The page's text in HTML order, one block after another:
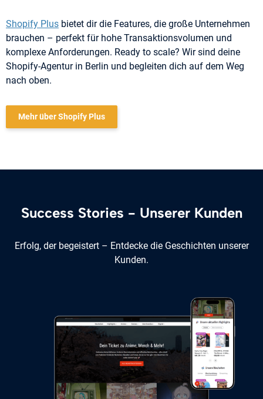
Shopify Plus bietet dir die Features, die große Unternehmen
brauchen – perfekt für hohe Transaktionsvolumen und
komplexe Anforderungen. Ready to scale? Wir sind deine
Shopify-Agentur in Berlin und begleiten dich auf dem Weg
nach oben.
Mehr über Shopify Plus
Success Stories - Unserer Kunden
Erfolg, der begeistert – Entdecke die Geschichten unserer
Kunden.